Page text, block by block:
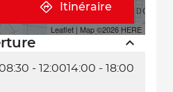
- 12:0014:00 - 18:00
Leaflet | Map ©2026 HERE
Itinéraire